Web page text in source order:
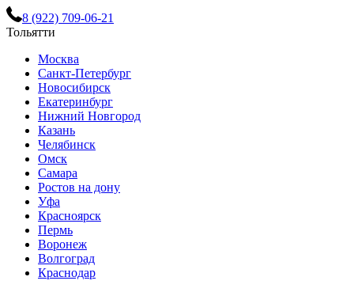
8 (922) 709-06-21
Тольятти
Москва
Санкт-Петербург
Новосибирск
Екатеринбург
Нижний Новгород
Казань
Челябинск
Омск
Самара
Ростов на дону
Уфа
Красноярск
Пермь
Воронеж
Волгоград
Краснодар